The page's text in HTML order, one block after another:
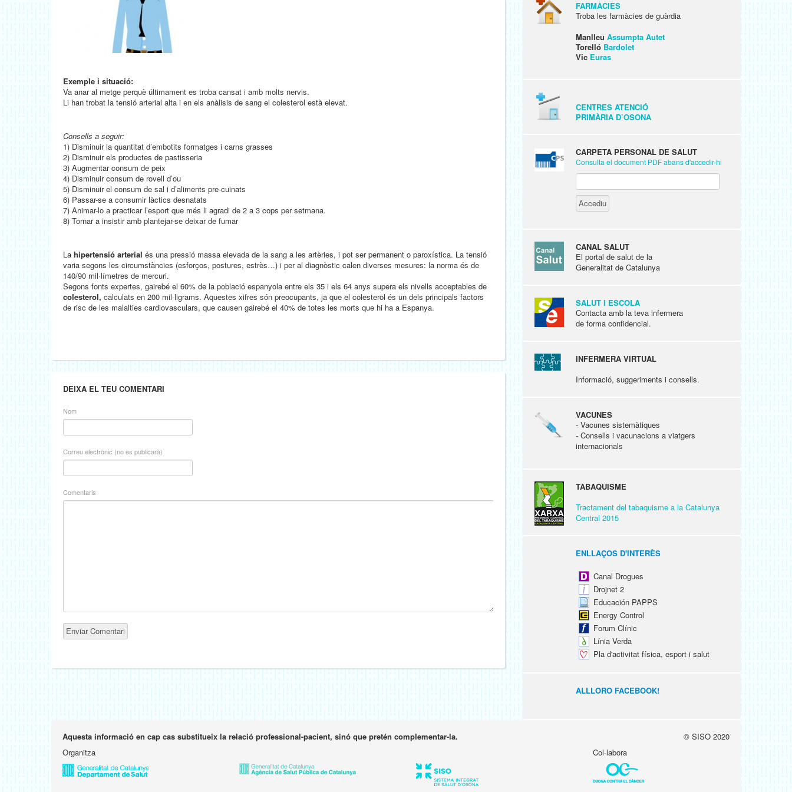
Exemple i situació:
Va anar al metge perquè últimament es troba cansat i amb molts nervis.
Li han trobat la tensió arterial alta i en els anàlisis de sang el colesterol està elevat.
Consells a seguir:
1) Disminuir la quantitat d’embotits formatges i carns grasses
2) Disminuir els productes de pastisseria
3) Augmentar consum de peix
4) Disminuir consum de rovell d’ou
5) Disminuir el consum de sal i d’aliments pre-cuinats
6) Passar-se a consumir làctics desnatats
7) Animar-lo a practicar l’esport que més li agradi de 2 a 3 cops per setmana.
8) Tornar a insistir amb plantejar-se deixar de fumar
La hipertensió arterial és una pressió massa elevada de la sang a les artèries, i pot ser permanent o paroxística. La tensió
varia segons les circumstàncies (esforços, postures, estrès…) i per al diagnòstic calen diverses mesures: la norma és de
140/90 mil·límetres de mercuri.
Segons fonts expertes, gairebé el 60% de la població espanyola entre els 35 i els 64 anys supera els nivells acceptables de
colesterol, calculats en 200 mil·ligrams. Aquestes xifres són preocupants, ja que el colesterol és un dels principals factors
de risc de les malalties cardiovasculars, que causen gairebé el 40% de totes les morts que hi ha a Espanya.
DEIXA EL TEU COMENTARI
Nom
Correu electrònic (no es publicarà)
Comentaris
FARMÀCIES
Troba les farmàcies de guàrdia
Manlleu Assumpta Autet
Torelló Bardolet
Vic Euras
CENTRES ATENCIÓ
PRIMÀRIA D’OSONA
CARPETA PERSONAL DE SALUT
Consulta el document PDF abans d'accedir-hi
CANAL SALUT
El portal de salut de la
Generalitat de Catalunya
SALUT I ESCOLA
Contacta amb la teva infermera
de forma confidencial.
INFERMERA VIRTUAL
Informació, suggeriments i consells.
VACUNES
- Vacunes sistemàtiques
- Consells i vacunacions a viatgers
internacionals
TABAQUISME
Tractament del tabaquisme a la Catalunya
Central 2015
ENLLAÇOS D'INTERÈS
Canal Drogues
Drojnet 2
Educación PAPPS
Energy Control
Forum Clínic
Línia Verda
Pla d'activitat física, esport i salut
ALLLORO FACEBOOK!
Aquesta informació en cap cas substitueix la relació professional-pacient, sinó que pretén complementar-la.
© SISO 2020
Organitza
Col·labora